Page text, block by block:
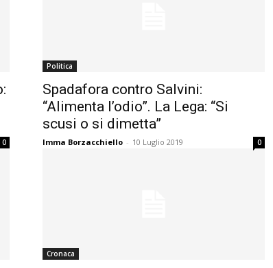
0
Politica
Spadafora contro Salvini:
“Alimenta l’odio”. La Lega: “Si
scusi o si dimetta”
Imma Borzacchiello - 10 Luglio 2019 0
Cronaca